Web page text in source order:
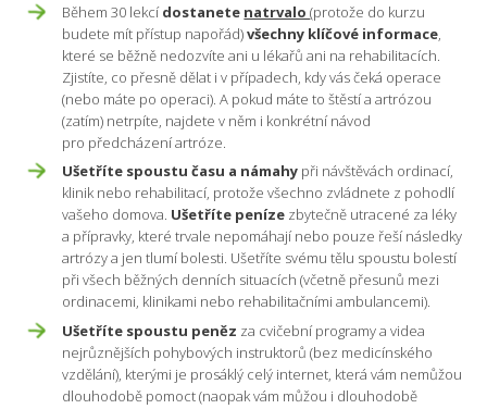
Během 30 lekcídostanete natrvalo(protože do kurzu
budete mít přístup napořád)všechny klíčové informace,
které se běžně nedozvíte ani u lékařů ani na rehabilitacích.
Zjistíte, co přesně dělat i v případech, kdy vás čeká operace
(nebo máte po operaci). A pokud máte to štěstí a artrózou
(zatím) netrpíte, najdete v něm i konkrétní návod
pro předcházení artróze.
Ušetříte spoustu času a námahy při návštěvách ordinací,
klinik nebo rehabilitací, protože všechno zvládnete z pohodlí
vašeho domova. Ušetříte peníze zbytečně utracené za léky
a přípravky, které trvale nepomáhají nebo pouze řeší následky
artrózy a jen tlumí bolesti. Ušetříte svému tělu spoustu bolestí
při všech běžných denních situacích (včetně přesunů mezi
ordinacemi, klinikami nebo rehabilitačními ambulancemi).
Ušetříte spoustu peněz za cvičební programy a videa
nejrůznějších pohybových instruktorů (bez medicínského
vzdělání), kterými je prosáklý celý internet, která vám nemůžou
dlouhodobě pomoct (naopak vám můžou i dlouhodobě